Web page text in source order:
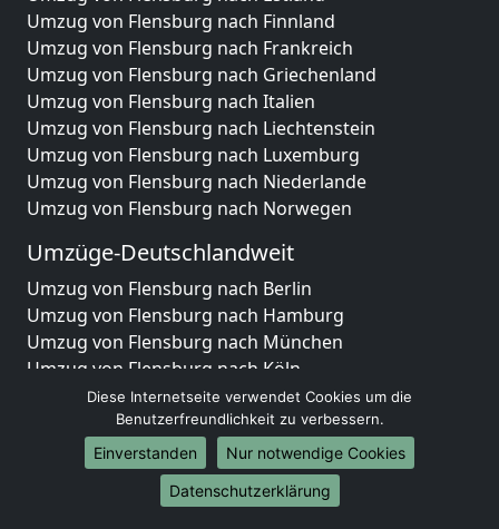
Umzug von Flensburg nach Finnland
Umzug von Flensburg nach Frankreich
Umzug von Flensburg nach Griechenland
Umzug von Flensburg nach Italien
Umzug von Flensburg nach Liechtenstein
Umzug von Flensburg nach Luxemburg
Umzug von Flensburg nach Niederlande
Umzug von Flensburg nach Norwegen
Umzüge-Deutschlandweit
Umzug von Flensburg nach Berlin
Umzug von Flensburg nach Hamburg
Umzug von Flensburg nach München
Umzug von Flensburg nach Köln
Umzug von Flensburg nach Frankfurt am Main
Umzug von Flensburg nach Stuttgart
Umzug von Flensburg nach Düsseldorf
Umzug von Flensburg nach Leipzig
Umzug von Flensburg nach Dortmund
Diese Internetseite verwendet Cookies um die
Benutzerfreundlichkeit zu verbessern.
Einverstanden
Nur notwendige Cookies
Datenschutzerklärung